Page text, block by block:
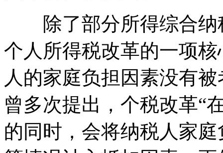
除了部分所得综合纳
个人所得税改革的一项
人的家庭负担因素没有
曾多次提出，个税改革“
的同时，会将纳税人家